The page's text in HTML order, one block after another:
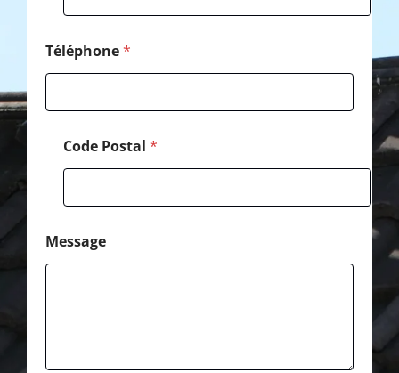
o
m
Téléphone*
Code Postal *
Message